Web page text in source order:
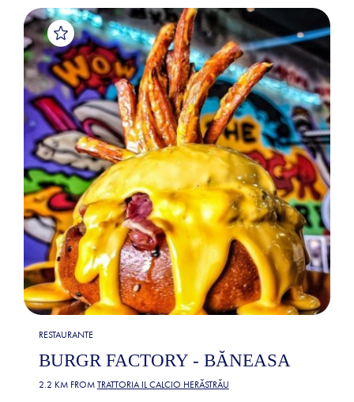
RESTAURANTE
BURGR FACTORY - BĂNEASA
2.2 KM FROM TRATTORIA IL CALCIO HERĂSTRĂU